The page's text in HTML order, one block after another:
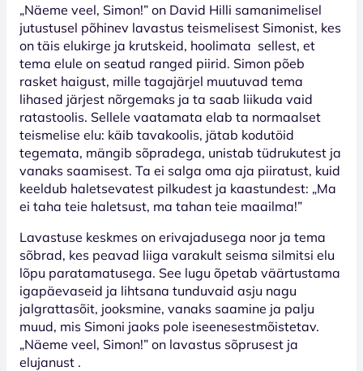
„Näeme veel, Simon!” on David Hilli samanimelisel
jutustusel põhinev lavastus teismelisest Simonist, kes
on täis elukirge ja krutskeid, hoolimata sellest, et
tema elule on seatud ranged piirid. Simon põeb
rasket haigust, mille tagajärjel muutuvad tema
lihased järjest nõrgemaks ja ta saab liikuda vaid
ratastoolis. Sellele vaatamata elab ta normaalset
teismelise elu: käib tavakoolis, jätab kodutöid
tegemata, mängib sõpradega, unistab tüdrukutest ja
vanaks saamisest. Ta ei salga oma aja piiratust, kuid
keeldub haletsevatest pilkudest ja kaastundest: „Ma
ei taha teie haletsust, ma tahan teie maailma!”
Lavastuse keskmes on erivajadusega noor ja tema
sõbrad, kes peavad liiga varakult seisma silmitsi elu
lõpu paratamatusega. See lugu õpetab väärtustama
igapäevaseid ja lihtsana tunduvaid asju nagu
jalgrattasõit, jooksmine, vanaks saamine ja palju
muud, mis Simoni jaoks pole iseenesestmõistetav.
„Näeme veel, Simon!” on lavastus sõprusest ja
elujanust .